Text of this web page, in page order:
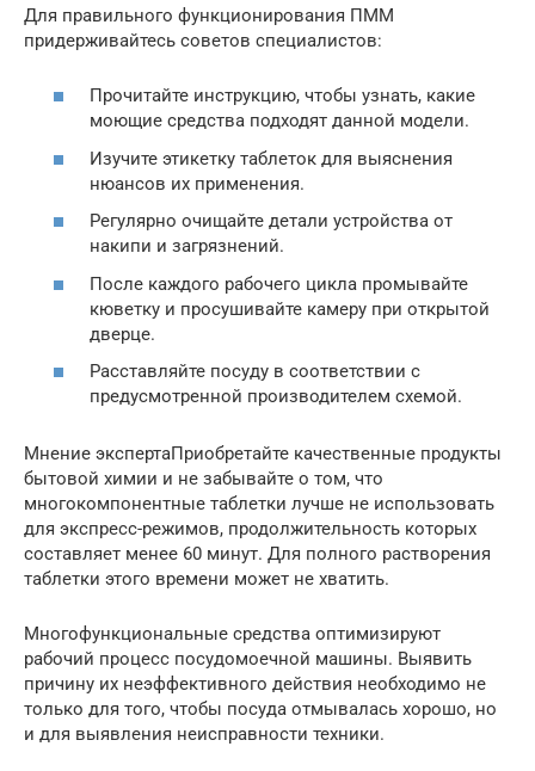
Для правильного функционирования ПММ
придерживайтесь советов специалистов:
Прочитайте инструкцию, чтобы узнать, какие
моющие средства подходят данной модели.
Изучите этикетку таблеток для выяснения
нюансов их применения.
Регулярно очищайте детали устройства от
накипи и загрязнений.
После каждого рабочего цикла промывайте
кюветку и просушивайте камеру при открытой
дверце.
Расставляйте посуду в соответствии с
предусмотренной производителем схемой.
Мнение экспертаПриобретайте качественные продукты
бытовой химии и не забывайте о том, что
многокомпонентные таблетки лучше не использовать
для экспресс-режимов, продолжительность которых
составляет менее 60 минут. Для полного растворения
таблетки этого времени может не хватить.
Многофункциональные средства оптимизируют
рабочий процесс посудомоечной машины. Выявить
причину их неэффективного действия необходимо не
только для того, чтобы посуда отмывалась хорошо, но
и для выявления неисправности техники.